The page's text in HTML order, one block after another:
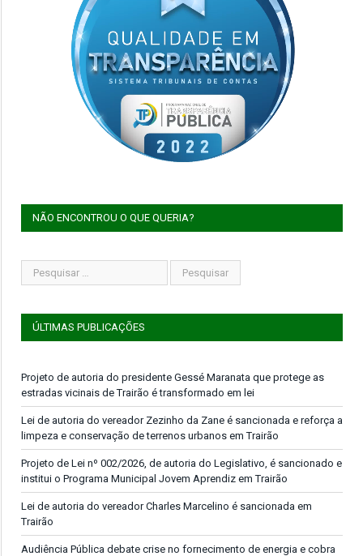
NÃO ENCONTROU O QUE QUERIA?
ÚLTIMAS PUBLICAÇÕES
Projeto de autoria do presidente Gessé Maranata que protege as
estradas vicinais de Trairão é transformado em lei
Lei de autoria do vereador Zezinho da Zane é sancionada e reforça a
limpeza e conservação de terrenos urbanos em Trairão
Projeto de Lei nº 002/2026, de autoria do Legislativo, é sancionado e
institui o Programa Municipal Jovem Aprendiz em Trairão
Lei de autoria do vereador Charles Marcelino é sancionada em
Trairão
Audiência Pública debate crise no fornecimento de energia e cobra